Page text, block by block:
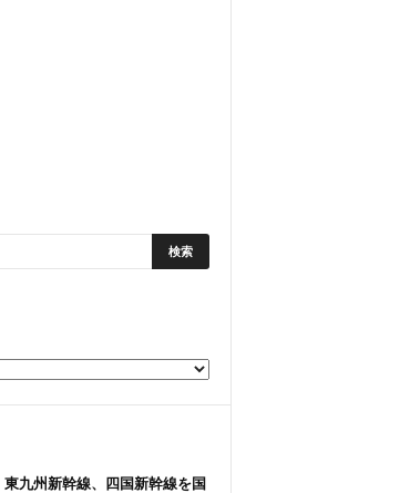
東九州新幹線、四国新幹線を国